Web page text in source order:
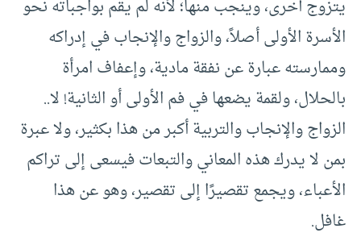
يتزوج أخرى، وينجب منها؛ لأنه لم يقم بواجباته نحو
الأسرة الأولى أصلاً، والزواج والإنجاب في إدراكه
وممارسته عبارة عن نفقة مادية، وإعفاف امرأة
بالحلال، ولقمة يضعها في فم الأولى أو الثانية! لا..
الزواج والإنجاب والتربية أكبر من هذا بكثير، ولا عبرة
بمن لا يدرك هذه المعاني والتبعات فيسعى إلى تراكم
الأعباء، ويجمع تقصيرًا إلى تقصير، وهو عن هذا
غافل.